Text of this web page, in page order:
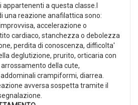
a questa classe.I
una reazione anafilattica sono:
accelerazione o
cardiaco, stanchezza o debolezza
perdita di conoscenza, difficolta'
deglutizione, prurito, orticaria con
della cute,
crampiformi, diarrea.
avversa sospetta tramite il